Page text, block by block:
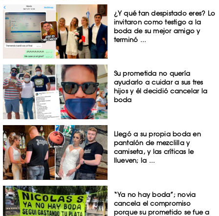
¿Y qué tan despistado eres? Lo
invitaron como testigo a la
boda de su mejor amigo y
terminó ...
Su prometida no quería
ayudarlo a cuidar a sus tres
hijos y él decidió cancelar la
boda
Llegó a su propia boda en
pantalón de mezclilla y
camiseta, y las críticas le
llueven; la ...
“Ya no hay boda”; novia
cancela el compromiso
porque su prometido se fue a